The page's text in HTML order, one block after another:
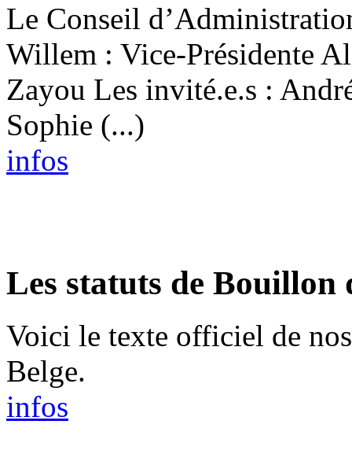
Le Conseil
Willem : Vice-Présidente
Zayou Les invité.e.s :
Sophie (...)
infos
Les statuts de Bouillon
Voici le texte officiel de
Belge.
infos